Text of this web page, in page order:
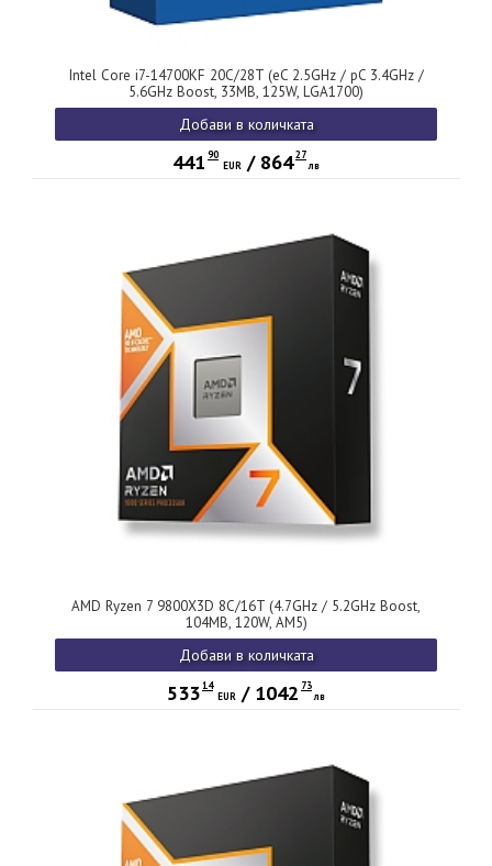
Intel Core i7-14700KF 20C/28T (eC 2.5GHz / pC 3.4GHz /
5.6GHz Boost, 33MB, 125W, LGA1700)
Добави в количката
441 90
EUR / 86427
лв
AMD Ryzen 7 9800X3D 8C/16T (4.7GHz / 5.2GHz Boost,
104MB, 120W, AM5)
Добави в количката
53314
EUR / 1042 73
лв